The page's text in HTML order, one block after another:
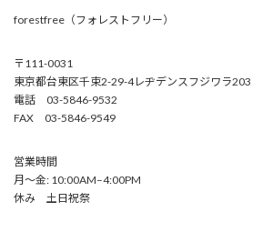
forestfree（フォレストフリー）
〒111-0031
東京都台東区千束2-29-4レヂデンスフジワラ203
電話 03-5846-9532
FAX 03-5846-9549
営業時間
月～金: 10:00AM–4:00PM
休み 土日祝祭